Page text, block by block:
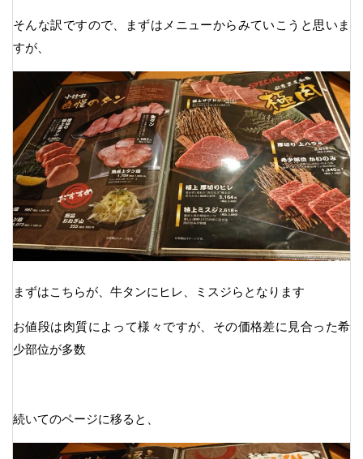
そんな訳ですので、まずはメニューからみていこうと思いま
すが、
まずはこちらが、牛タンにヒレ、ミスジらとなります
お値段は肉質によって様々ですが、その価格差に見合った希
少部位が多数
続いてのページに移ると、